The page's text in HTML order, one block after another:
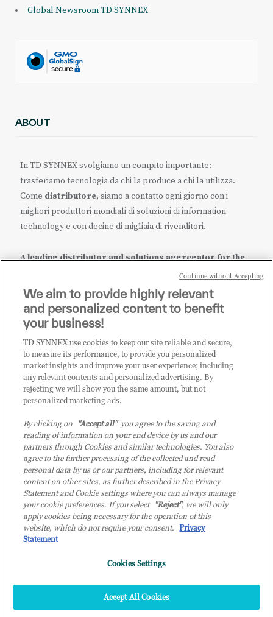
Global Newsroom TD SYNNEX
ABOUT
In TD SYNNEX svolgiamo un compito importante:
trasferiamo tecnologia da chi la produce a chi la utilizza.
Come distributore, siamo a contatto ogni giorno con i
migliori produttori mondiali di soluzioni di information
technology e con decine di migliaia di rivenditori.
A leading distributor and solutions aggregator for the
it.tdsynnex.com eu.tdsynnex.com| tdsynnex.com
CATEGORIE
Categorie
© 2026 TD SYNNEX Italy S.r.l. - Sede legale: via Luigi Russolo 9, 20138
Milano (MI) - Numero di iscrizione al Registro delle Imprese di Milano e
Codice Fiscale: 07092780159 - P.IVA: 07092780159 - Eur 12.569.000,00 i.v -
TD SYNNEX e TD SYNNEX logo sono marchi registrati di TD SYNNEX
Corporation negli Stati Uniti e in altri Paesi. Società a socio unico soggetta
all’attività di direzione e coordinamento della controllante TD SYNNEX
Top
We aim to provide highly relevant
and personalized content to benefit
your business!
TD SYNNEX use cookies to keep our site reliable and secure,
to measure its performance, to provide you personalized
market insights and improve your user experience; including
any relevant contents and personalized advertising. By
rejecting we will show you the same amount, but not
personalized marketing ads.
By clicking on "Accept all"you agree to the saving and
reading of information on your end device by us and our
partners through Cookies and similar technologies. You also
agree to the further processing of the collected and read
personal data by us or our partners, including for relevant
content on other sites, as further described in the Privacy
Statement and Cookie settings where you can always manage
your cookie preferences. If you select "Reject", we will only
apply cookies being necessary for the operation of this
website, which do not require your consent. Privacy
Statement
Cookies Settings
Accept All Cookies
Continue without Accepting